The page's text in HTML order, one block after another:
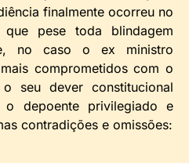
finalmente ocorreu no
pese toda blindagem
no caso o ex ministro
comprometidos com o
seu dever constitucional
o depoente privilegiado e
contradições e omissões: